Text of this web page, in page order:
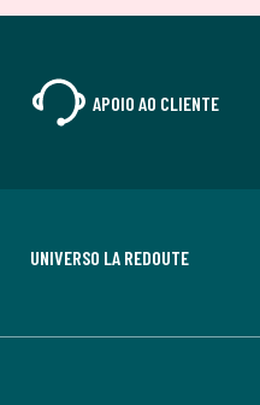
APOIO AO CLIENTE
UNIVERSO LA REDOUTE